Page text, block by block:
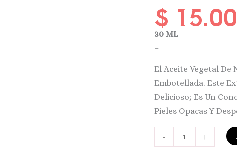
$
30 ML
–
El Aceite Vegetal De
Embotellada. Este
Delicioso; Es Un
Pieles Opacas Y
- +